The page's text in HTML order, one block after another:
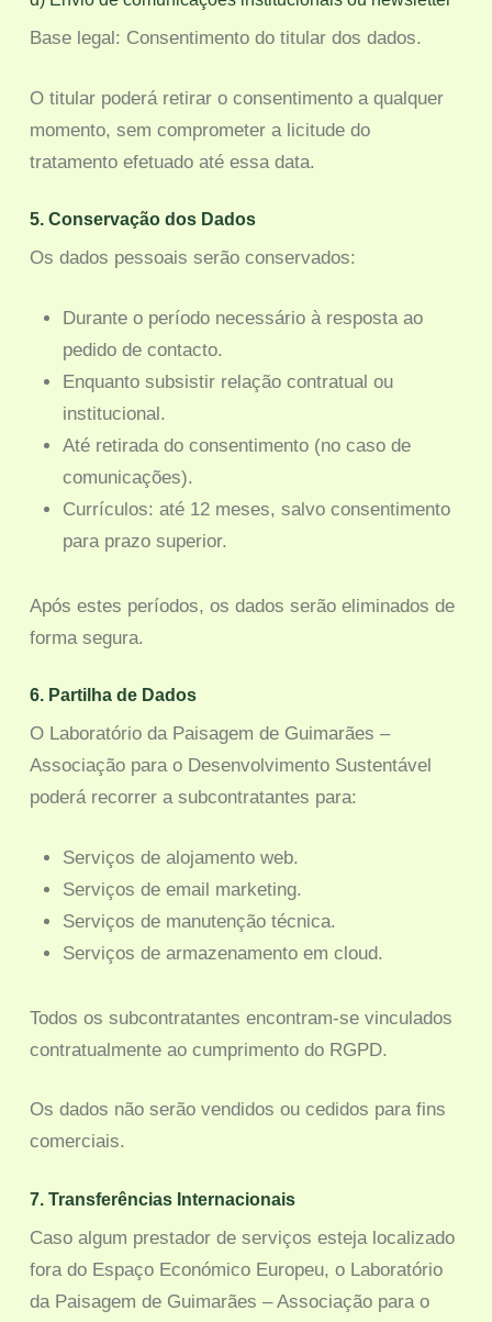
Base legal: Consentimento do titular dos dados.
O titular poderá retirar o consentimento a qualquer
momento, sem comprometer a licitude do
tratamento efetuado até essa data.
5. Conservação dos Dados
Os dados pessoais serão conservados:
Durante o período necessário à resposta ao
pedido de contacto.
Enquanto subsistir relação contratual ou
institucional.
Até retirada do consentimento (no caso de
comunicações).
Currículos: até 12 meses, salvo consentimento
para prazo superior.
Após estes períodos, os dados serão eliminados de
forma segura.
6. Partilha de Dados
O Laboratório da Paisagem de Guimarães –
Associação para o Desenvolvimento Sustentável
poderá recorrer a subcontratantes para:
Serviços de alojamento web.
Serviços de email marketing.
Serviços de manutenção técnica.
Serviços de armazenamento em cloud.
Todos os subcontratantes encontram-se vinculados
contratualmente ao cumprimento do RGPD.
Os dados não serão vendidos ou cedidos para fins
comerciais.
7. Transferências Internacionais
Caso algum prestador de serviços esteja localizado
fora do Espaço Económico Europeu, o Laboratório
da Paisagem de Guimarães – Associação para o